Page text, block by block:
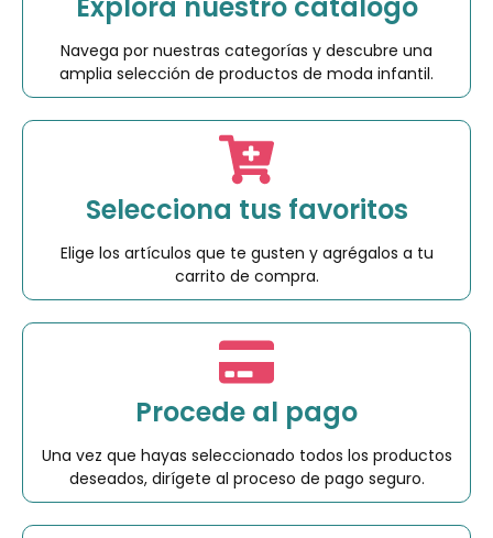
Navega por nuestras categorías y descubre una
amplia selección de productos de moda infantil.
Selecciona tus favoritos
Elige los artículos que te gusten y agrégalos a tu
carrito de compra.
Procede al pago
Una vez que hayas seleccionado todos los productos
deseados, dirígete al proceso de pago seguro.